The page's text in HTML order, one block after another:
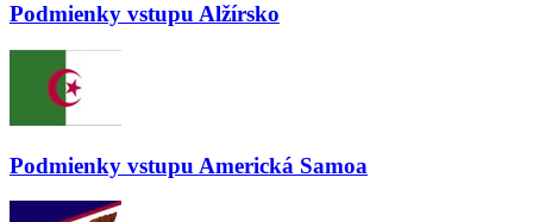
Podmienky vstupu Alžírsko
Podmienky vstupu Americká Samoa